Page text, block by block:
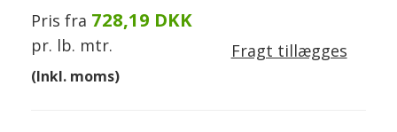
Pris fra 728,19 DKK
pr. lb. mtr.
(Inkl. moms)
Fragt tillægges